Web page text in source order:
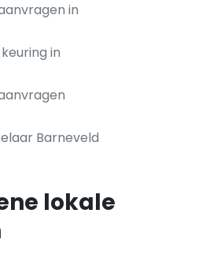
in
in
Barneveld
lokale